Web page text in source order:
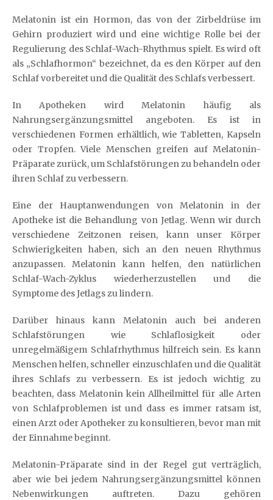
Melatonin ist ein Hormon, das von der Zirbeldrüse im
Gehirn produziert wird und eine wichtige Rolle bei der
Regulierung des Schlaf-Wach-Rhythmus spielt. Es wird oft
als „Schlafhormon“ bezeichnet, da es den Körper auf den
Schlaf vorbereitet und die Qualität des Schlafs verbessert.
In Apotheken wird Melatonin häufig als
Nahrungsergänzungsmittel angeboten. Es ist in
verschiedenen Formen erhältlich, wie Tabletten, Kapseln
oder Tropfen. Viele Menschen greifen auf Melatonin-
Präparate zurück, um Schlafstörungen zu behandeln oder
ihren Schlaf zu verbessern.
Eine der Hauptanwendungen von Melatonin in der
Apotheke ist die Behandlung von Jetlag. Wenn wir durch
verschiedene Zeitzonen reisen, kann unser Körper
Schwierigkeiten haben, sich an den neuen Rhythmus
anzupassen. Melatonin kann helfen, den natürlichen
Schlaf-Wach-Zyklus wiederherzustellen und die
Symptome des Jetlags zu lindern.
Darüber hinaus kann Melatonin auch bei anderen
Schlafstörungen wie Schlaflosigkeit oder
unregelmäßigem Schlafrhythmus hilfreich sein. Es kann
Menschen helfen, schneller einzuschlafen und die Qualität
ihres Schlafs zu verbessern. Es ist jedoch wichtig zu
beachten, dass Melatonin kein Allheilmittel für alle Arten
von Schlafproblemen ist und dass es immer ratsam ist,
einen Arzt oder Apotheker zu konsultieren, bevor man mit
der Einnahme beginnt.
Melatonin-Präparate sind in der Regel gut verträglich,
aber wie bei jedem Nahrungsergänzungsmittel können
Nebenwirkungen auftreten. Dazu gehören